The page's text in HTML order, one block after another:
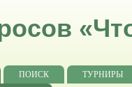
ПОИСК
ТУРНИРЫ